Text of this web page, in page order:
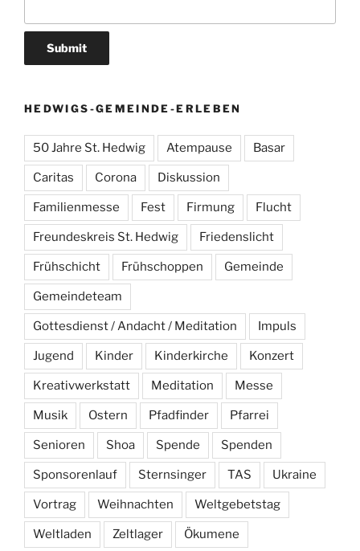
HEDWIGS-GEMEINDE-ERLEBEN
50 Jahre St. Hedwig Atempause Basar
Caritas Corona Diskussion
Familienmesse Fest Firmung Flucht
Freundeskreis St. Hedwig Friedenslicht
Frühschicht Frühschoppen Gemeinde
Gemeindeteam
Gottesdienst / Andacht / Meditation Impuls
Jugend Kinder Kinderkirche Konzert
Kreativwerkstatt Meditation Messe
Musik Ostern Pfadfinder Pfarrei
Senioren Shoa Spende Spenden
Sponsorenlauf Sternsinger TAS Ukraine
Vortrag Weihnachten Weltgebetstag
Weltladen Zeltlager Ökumene